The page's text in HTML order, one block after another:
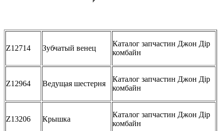
Z12714 Зубчатый венец
Каталог запчастин Джон Дір
комбайн
Z12964 Ведущая шестерня
Каталог запчастин Джон Дір
комбайн
Z13206 Крышка
Каталог запчастин Джон Дір
комбайн